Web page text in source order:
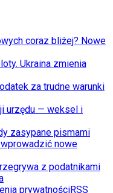
coraz bliżej? Nowe
Ukraina zmienia
za trudne warunki
urzędu — weksel i
zasypane pismami
nowe
z podatnikami
prywatnościRSS